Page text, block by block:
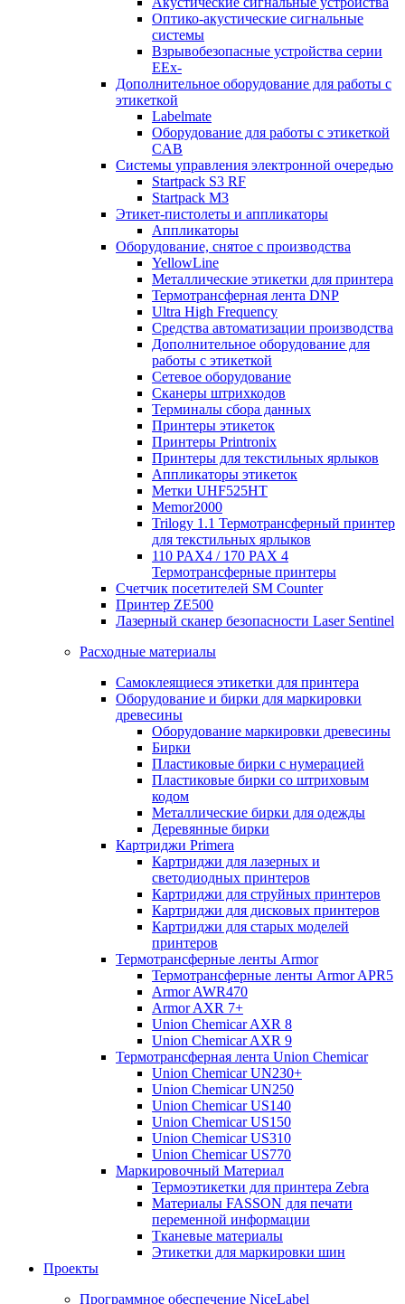
Оптико-акустические сигнальные
системы
Взрывобезопасные устройства серии
EEx-
Дополнительное оборудование для работы с
этикеткой
Labelmate
Оборудование для работы с этикеткой
CAB
Системы управления электронной очередью
Startpack S3 RF
Startpack M3
Этикет-пистолеты и аппликаторы
Аппликаторы
Оборудование, снятое с производства
YellowLine
Металлические этикетки для принтера
Термотрансферная лента DNP
Ultra High Frequency
Средства автоматизации производства
Дополнительное оборудование для
работы с этикеткой
Сетевое оборудование
Сканеры штрихкодов
Терминалы сбора данных
Принтеры этикеток
Принтеры Printronix
Принтеры для текстильных ярлыков
Аппликаторы этикеток
Метки UHF525HT
Memor2000
Trilogy 1.1 Термотрансферный принтер
для текстильных ярлыков
110 PAX4 / 170 PAX 4
Термотрансферные принтеры
Счетчик посетителей SM Counter
Принтер ZE500
Лазерный сканер безопасности Laser Sentinel
Расходные материалы
Самоклеящиеся этикетки для принтера
Оборудование и бирки для маркировки
древесины
Оборудование маркировки древесины
Бирки
Пластиковые бирки с нумерацией
Пластиковые бирки со штриховым
кодом
Металлические бирки для одежды
Деревянные бирки
Картриджи Primera
Картриджи для лазерных и
светодиодных принтеров
Картриджи для струйных принтеров
Картриджи для дисковых принтеров
Картриджи для старых моделей
принтеров
Термотрансферные ленты Armor
Термотрансферные ленты Armor APR5
Armor AWR470
Armor AXR 7+
Union Chemicar AXR 8
Union Chemicar AXR 9
Термотрансферная лента Union Chemicar
Union Chemicar UN230+
Union Chemicar UN250
Union Chemicar US140
Union Chemicar US150
Union Chemicar US310
Union Chemicar US770
Маркировочный Материал
Термоэтикетки для принтера Zebra
Материалы FASSON для печати
переменной информации
Тканевые материалы
Этикетки для маркировки шин
Проекты
Программное обеспечение NiceLabel